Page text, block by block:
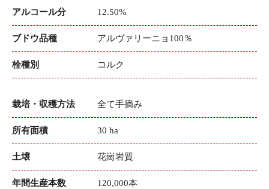
アルコール分 12.50%
ブドウ品種 アルヴァリーニョ100％
栓種別 コルク
栽培・収穫方法 全て手摘み
所有面積 30 ha
土壌 花崗岩質
年間生産本数 120,000本